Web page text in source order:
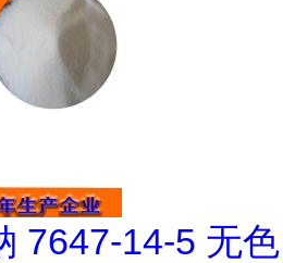
7647-14-5 无色